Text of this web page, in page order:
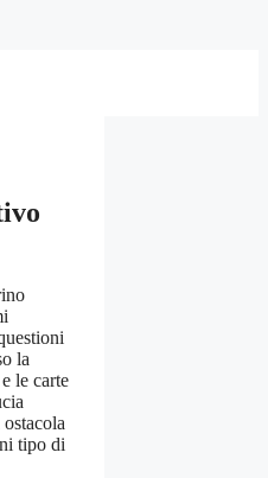
la
le carte
tipo di